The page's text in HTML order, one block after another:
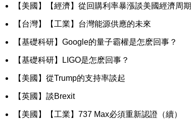
【美國】【經濟】從回購利率暴漲談美國經濟周期
【台灣】【工業】台灣能源供應的未來
【基礎科研】Google的量子霸權是怎麽回事？
【基礎科研】LIGO是怎麽回事？
【美國】從Trump的支持率談起
【英國】談Brexit
【美國】【工業】737 Max必須重新認證（續）